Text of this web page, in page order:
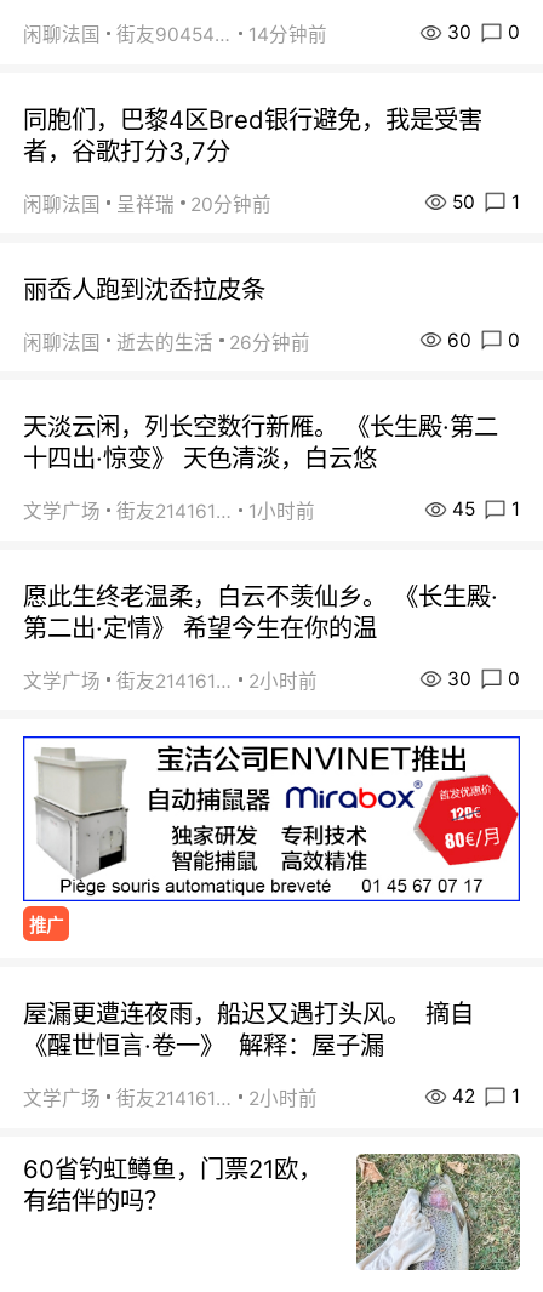
闲聊法国 街友90454511 14分钟前 30 0
同胞们，巴黎4区Bred银行避免，我是受害
者，谷歌打分3,7分
闲聊法国 呈祥瑞 20分钟前 50 1
丽岙人跑到沈岙拉皮条
闲聊法国 逝去的生活 26分钟前 60 0
天淡云闲，列长空数行新雁。 《长生殿·第二
十四出·惊变》 天色清淡，白云悠
文学广场 街友21416156 1小时前 45 1
愿此生终老温柔，白云不羡仙乡。 《长生殿·
第二出·定情》 希望今生在你的温
文学广场 街友21416156 2小时前 30 0
推广
屋漏更遭连夜雨，船迟又遇打头风。 摘自
《醒世恒言·卷一》 解释：屋子漏
文学广场 街友21416156 2小时前 42 1
60省钓虹鳟鱼，门票21欧，
有结伴的吗？